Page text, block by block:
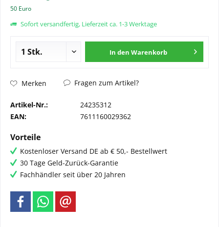
50 Euro
Sofort versandfertig, Lieferzeit ca. 1-3 Werktage
In den Warenkorb
Merken Fragen zum Artikel?
Artikel-Nr.:
24235312
EAN:
7611160029362
Vorteile
Kostenloser Versand DE ab € 50,- Bestellwert
30 Tage Geld-Zurück-Garantie
Fachhändler seit über 20 Jahren